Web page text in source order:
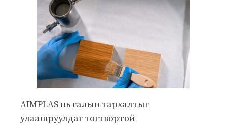
AIMPLAS нь галын тархалтыг
удаашруулдаг тогтвортой